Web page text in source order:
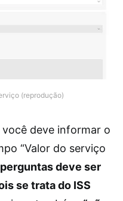
(reprodução)
deve informar o
“Valor do serviço
deve ser
se trata do ISS